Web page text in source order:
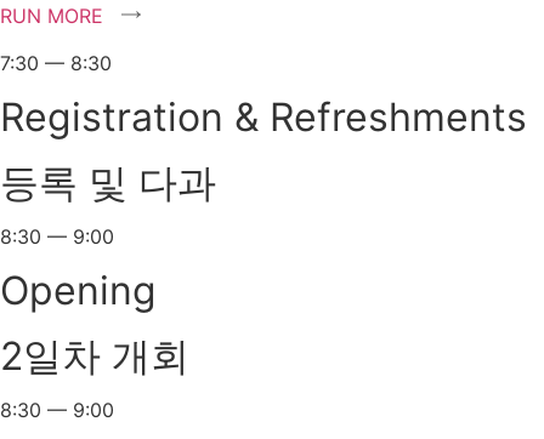
RUN MORE
7:30 — 8:30
Registration & Refreshments
등록 및 다과
8:30 — 9:00
Opening
2일차 개회
8:30 — 9:00